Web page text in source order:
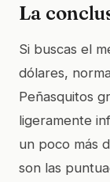
La
Si buscas el
dólares,
Peñasquitos
ligeramente
un poco más
son las